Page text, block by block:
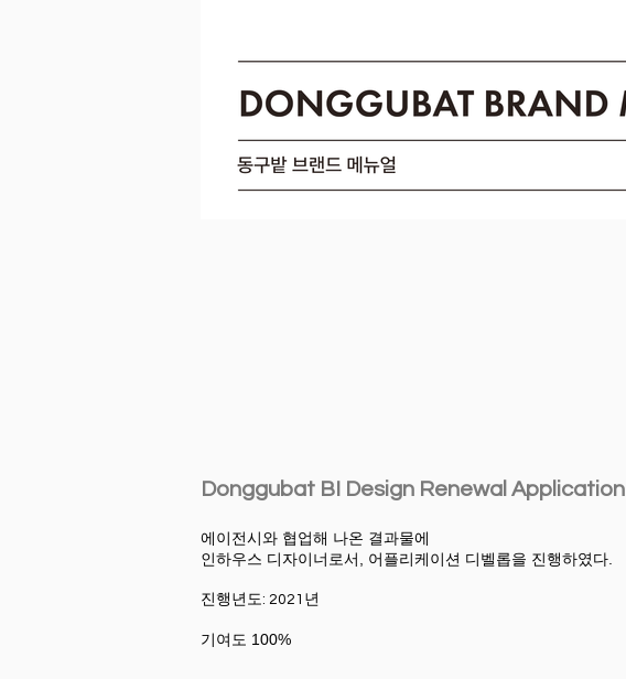
Donggubat BI Design Renewal Application
에이전시와 협업해 나온 결과물에
인하우스 디자이너로서, 어플리케이션 디벨롭을 진행하였다.
진행년도: 2021년 ​
기여도 100%